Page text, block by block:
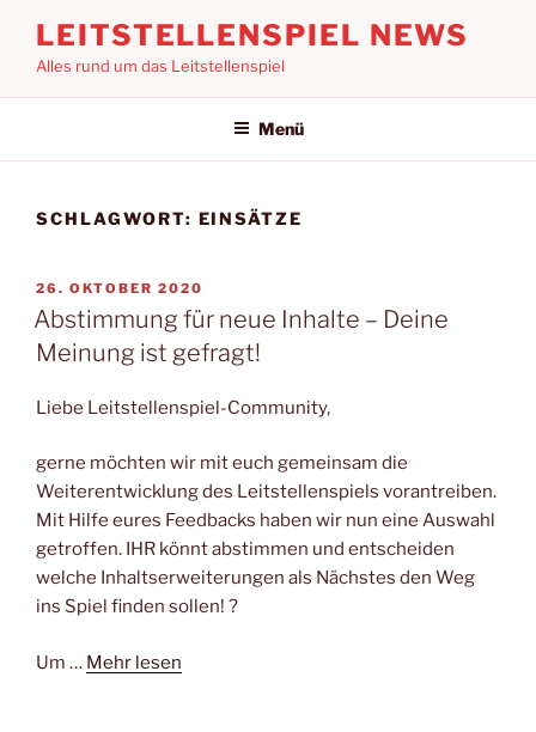
Inhalt
springen
LEITSTELLENSPIEL NEWS
Alles rund um das Leitstellenspiel
Menü
SCHLAGWORT: EINSÄTZE
VERÖFFENTLICHT
AM
26. OKTOBER 2020
Abstimmung für neue Inhalte – Deine
Meinung ist gefragt!
Liebe Leitstellenspiel-Community,
gerne möchten wir mit euch gemeinsam die
Weiterentwicklung des Leitstellenspiels vorantreiben.
Mit Hilfe eures Feedbacks haben wir nun eine Auswahl
getroffen. IHR könnt abstimmen und entscheiden
welche Inhaltserweiterungen als Nächstes den Weg
ins Spiel finden sollen! ?
Um … Mehr lesen